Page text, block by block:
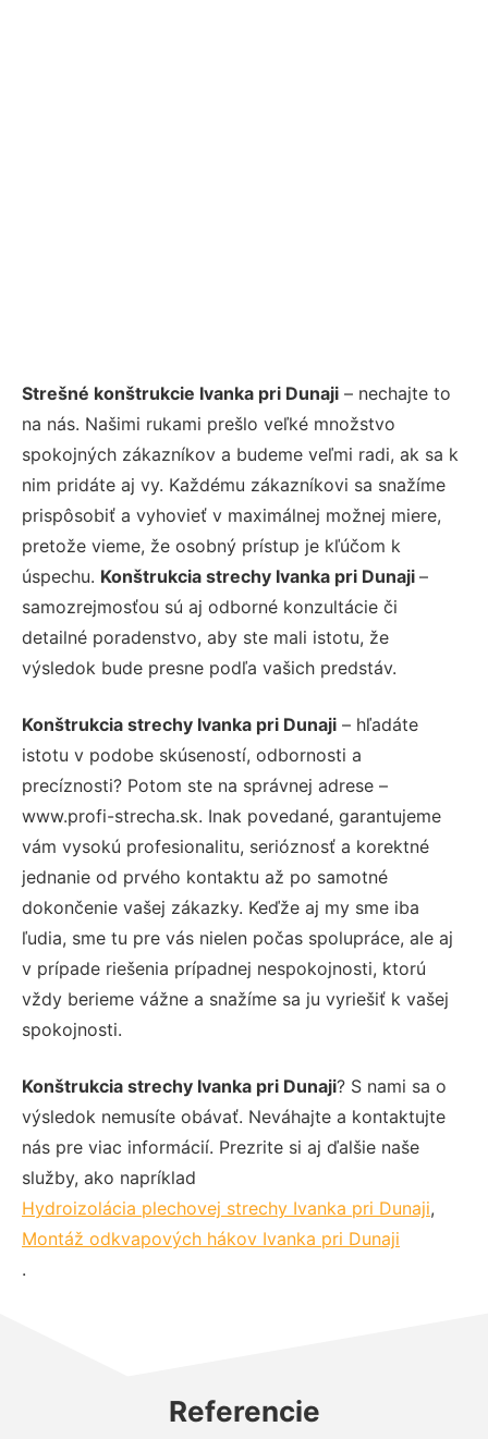
Strešné konštrukcie Ivanka pri Dunaji – nechajte to
na nás. Našimi rukami prešlo veľké množstvo
spokojných zákazníkov a budeme veľmi radi, ak sa k
nim pridáte aj vy. Každému zákazníkovi sa snažíme
prispôsobiť a vyhovieť v maximálnej možnej miere,
pretože vieme, že osobný prístup je kľúčom k
úspechu. Konštrukcia strechy Ivanka pri Dunaji –
samozrejmosťou sú aj odborné konzultácie či
detailné poradenstvo, aby ste mali istotu, že
výsledok bude presne podľa vašich predstáv.
Konštrukcia strechy Ivanka pri Dunaji – hľadáte
istotu v podobe skúseností, odbornosti a
precíznosti? Potom ste na správnej adrese –
www.profi-strecha.sk. Inak povedané, garantujeme
vám vysokú profesionalitu, serióznosť a korektné
jednanie od prvého kontaktu až po samotné
dokončenie vašej zákazky. Keďže aj my sme iba
ľudia, sme tu pre vás nielen počas spolupráce, ale aj
v prípade riešenia prípadnej nespokojnosti, ktorú
vždy berieme vážne a snažíme sa ju vyriešiť k vašej
spokojnosti.
Konštrukcia strechy Ivanka pri Dunaji? S nami sa o
výsledok nemusíte obávať. Neváhajte a kontaktujte
nás pre viac informácií. Prezrite si aj ďalšie naše
služby, ako napríklad
Hydroizolácia plechovej strechy Ivanka pri Dunaji,
Montáž odkvapových hákov Ivanka pri Dunaji
.
Referencie